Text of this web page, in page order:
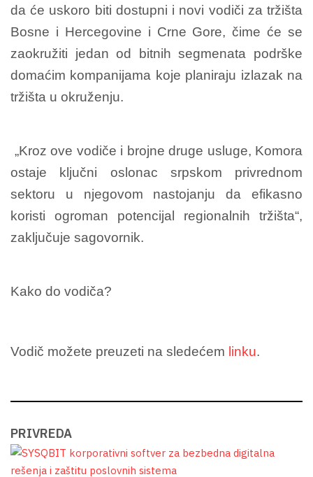
da će uskoro biti dostupni i novi vodiči za tržišta
Bosne i Hercegovine i Crne Gore, čime će se
zaokružiti jedan od bitnih segmenata podrške
domaćim kompanijama koje planiraju izlazak na
tržišta u okruženju.
„Kroz ove vodiče i brojne druge usluge, Komora
ostaje ključni oslonac srpskom privrednom
sektoru u njegovom nastojanju da efikasno
koristi ogroman potencijal regionalnih tržišta“,
zaključuje sagovornik.
Kako do vodiča?
Vodič možete preuzeti na sledećem linku.
PRIVREDA